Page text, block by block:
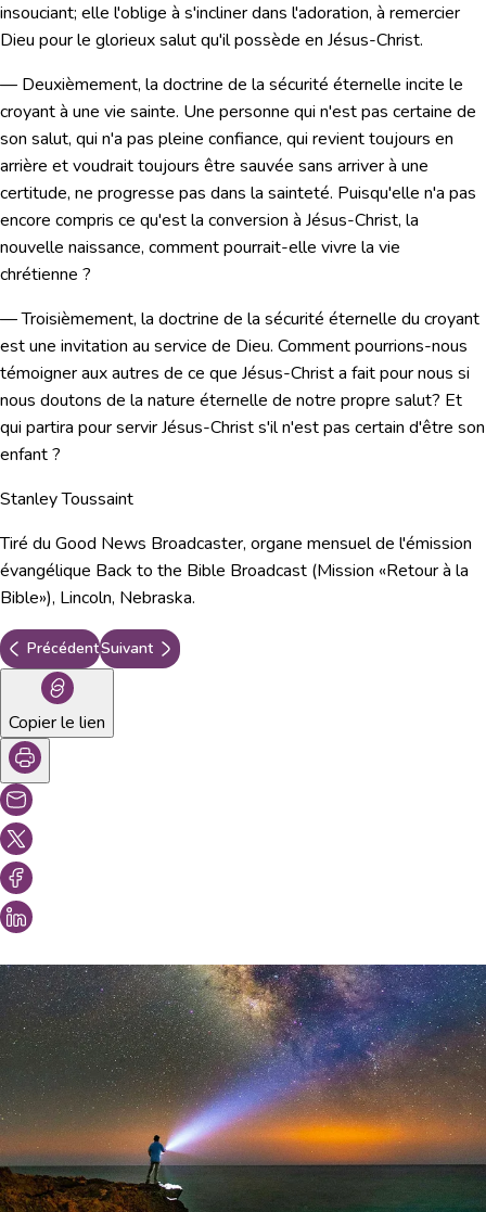
insouciant; elle l'oblige à s'incliner dans l'adoration, à remercier
Dieu pour le glorieux salut qu'il possède en Jésus-Christ.
— Deuxièmement, la doctrine de la sécurité éternelle incite le
croyant à une vie sainte. Une personne qui n'est pas certaine de
son salut, qui n'a pas pleine confiance, qui revient toujours en
arrière et voudrait toujours être sauvée sans arriver à une
certitude, ne progresse pas dans la sainteté. Puisqu'elle n'a pas
encore compris ce qu'est la conversion à Jésus-Christ, la
nouvelle naissance, comment pourrait-elle vivre la vie
chrétienne ?
— Troisièmement, la doctrine de la sécurité éternelle du croyant
est une invitation au service de Dieu. Comment pourrions-nous
témoigner aux autres de ce que Jésus-Christ a fait pour nous si
nous doutons de la nature éternelle de notre propre salut? Et
qui partira pour servir Jésus-Christ s'il n'est pas certain d'être son
enfant ?
Stanley Toussaint
Tiré du Good News Broadcaster, organe mensuel de l'émission
évangélique Back to the Bible Broadcast (Mission «Retour à la
Bible»), Lincoln, Nebraska.
PrécédentSuivant
Copier le lien